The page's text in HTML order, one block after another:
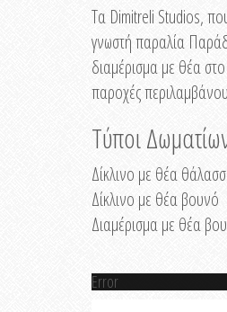
Τα Dimitreli Studios,
γνωστή παραλία
διαμέρισμα με θέα
παροχές
Τύποι
Δίκλινο με θέα
Δίκλινο με θέα βουνό
Διαμέρισμα με θέα
Error